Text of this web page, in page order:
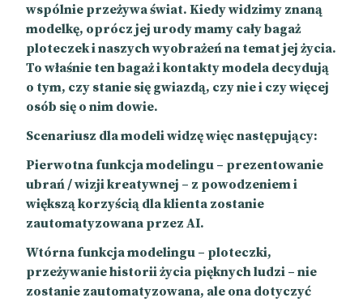
wspólnie przeżywa świat. Kiedy widzimy znaną
modelkę, oprócz jej urody mamy cały bagaż
ploteczek i naszych wyobrażeń na temat jej życia.
To właśnie ten bagaż i kontakty modela decydują
o tym, czy stanie się gwiazdą, czy nie i czy więcej
osób się o nim dowie.
Scenariusz dla modeli widzę więc następujący:
Pierwotna funkcja modelingu – prezentowanie
ubrań / wizji kreatywnej – z powodzeniem i
większą korzyścią dla klienta zostanie
zautomatyzowana przez AI.
Wtórna funkcja modelingu – ploteczki,
przeżywanie historii życia pięknych ludzi – nie
zostanie zautomatyzowana, ale ona dotyczyć